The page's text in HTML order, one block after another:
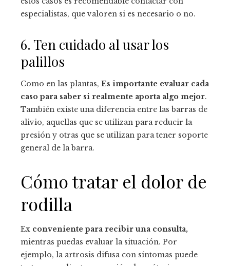
especialistas, que valoren si es necesario o no.
6. Ten cuidado al usar los
palillos
Como en las plantas, Es importante evaluar cada
caso para saber si realmente aporta algo mejor.
También existe una diferencia entre las barras de
alivio, aquellas que se utilizan para reducir la
presión y otras que se utilizan para tener soporte
general de la barra.
Cómo tratar el dolor de
rodilla
Ex conveniente para recibir una consulta,
mientras puedas evaluar la situación. Por
ejemplo, la artrosis difusa con síntomas puede